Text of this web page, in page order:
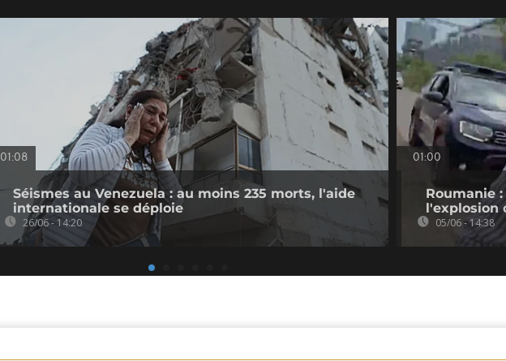
01:08
Séismes au Venezuela : au moins 235 morts, l'aide
internationale se déploie
26/06 - 14:20
01:00
Roumanie
l'explosion
05/06 - 14:38